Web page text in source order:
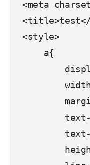
  <meta charset="UTF-8">
  <title>test</title>
  <style>
          width:200px;